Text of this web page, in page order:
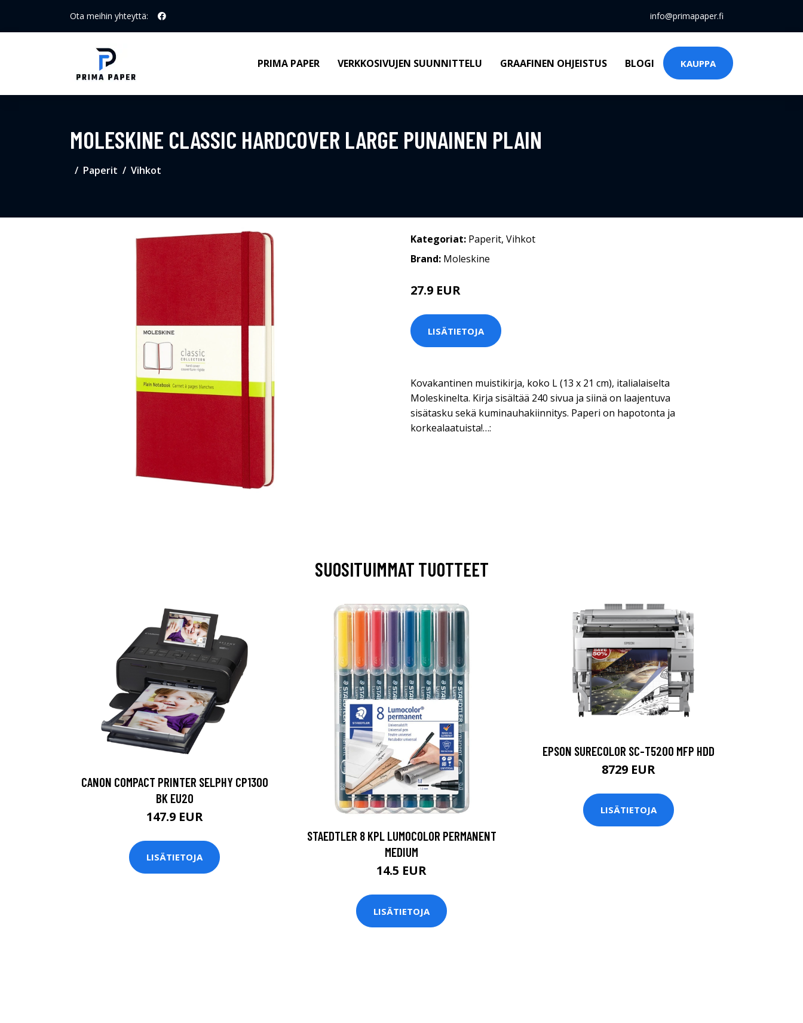
Ota meihin yhteyttä: info@primapaper.fi
PRIMA PAPER VERKKOSIVUJEN SUUNNITTELU GRAAFINEN OHJEISTUS BLOGI KAUPPA
MOLESKINE CLASSIC HARDCOVER LARGE PUNAINEN PLAIN
Paperit Vihkot
Kategoriat: Paperit, Vihkot
Brand: Moleskine
27.9 EUR
LISÄTIETOJA
Kovakantinen muistikirja, koko L (13 x 21 cm), italialaiselta
Moleskinelta. Kirja sisältää 240 sivua ja siinä on laajentuva
sisätasku sekä kuminauhakiinnitys. Paperi on hapotonta ja
korkealaatuista!…:
SUOSITUIMMAT TUOTTEET
CANON COMPACT PRINTER SELPHY CP1300
BK EU20
147.9 EUR
LISÄTIETOJA
STAEDTLER 8 KPL LUMOCOLOR PERMANENT
MEDIUM
14.5 EUR
LISÄTIETOJA
EPSON SURECOLOR SC-T5200 MFP HDD
8729 EUR
LISÄTIETOJA